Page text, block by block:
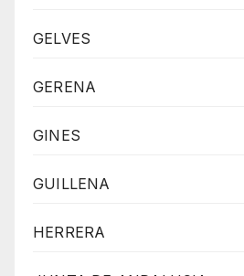
GELVES
GERENA
GINES
GUILLENA
HERRERA